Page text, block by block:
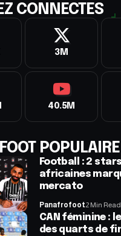
CONNECTES
3M
40.5M
FOOT POPULAIRE
Football : 2 stars
africaines
mercato
Panafrofoot2 Min Read
CAN féminine :
des quarts de